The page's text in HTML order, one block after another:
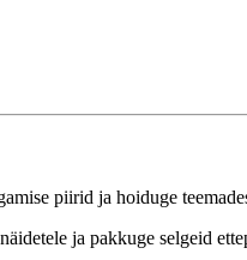
piirid ja hoiduge
ja pakkuge selgeid